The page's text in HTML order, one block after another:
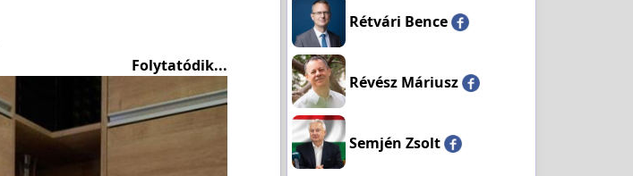
Folytatódik...
Rétvári Bence
Révész Máriusz
Semjén Zsolt